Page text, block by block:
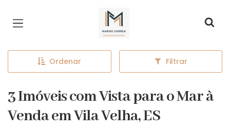
Página inicial
Ordenar Filtrar
3 Imóveis com Vista para o Mar à
Venda em Vila Velha, ES